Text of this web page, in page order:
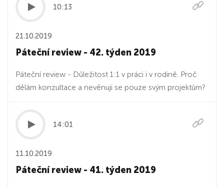
10:13
21.10.2019
Páteční review - 42. týden 2019
Páteční review - Důležitost 1:1 v práci i v rodině. Proč
dělám konzultace a nevěnuji se pouze svým projektům?
14:01
11.10.2019
Páteční review - 41. týden 2019